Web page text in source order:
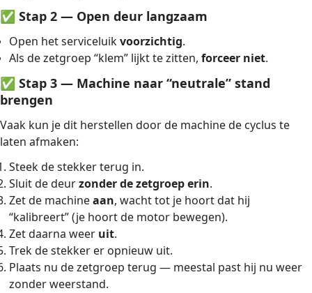
✅ Stap 2 — Open deur langzaam
Open het serviceluikvoorzichtig.
Als de zetgroep “klem” lijkt te zitten,forceer niet.
✅ Stap 3 — Machine naar “neutrale” stand
brengen
Vaak kun je dit herstellen door de machine de cyclus te
laten afmaken:
Steek de stekker terug in.
Sluit de deurzonder de zetgroep erin.
Zet de machineaan, wacht tot je hoort dat hij
“kalibreert” (je hoort de motor bewegen).
Zet daarna weer uit.
Trek de stekker er opnieuw uit.
Plaats nu de zetgroep terug — meestal past hij nu weer
zonder weerstand.